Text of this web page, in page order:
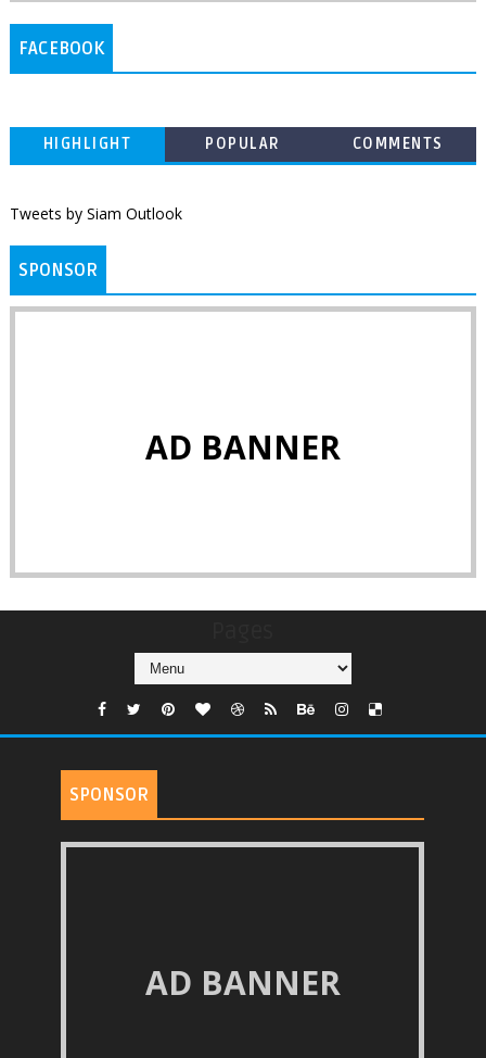
FACEBOOK
HIGHLIGHT POPULAR COMMENTS
Tweets by Siam Outlook
SPONSOR
AD BANNER
SPONSOR
AD BANNER